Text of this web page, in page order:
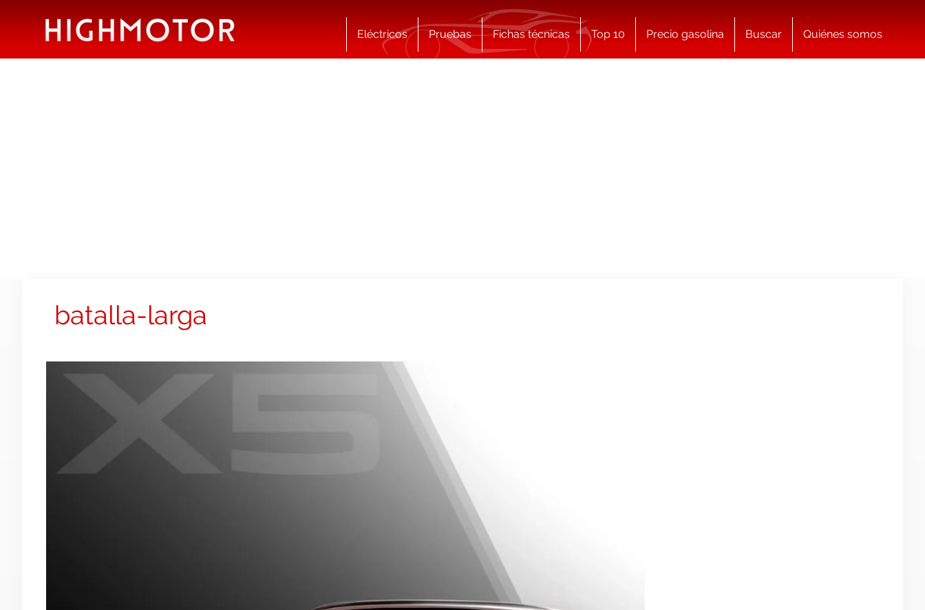
Eléctricos Pruebas Fichas técnicas Top 10 Precio gasolina Buscar Quiénes somos
batalla-larga